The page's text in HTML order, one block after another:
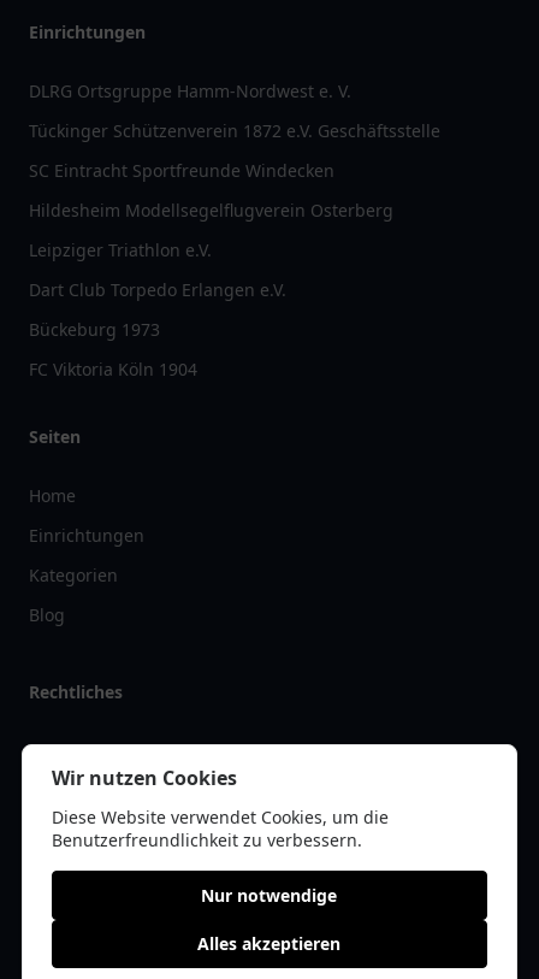
Einrichtungen
DLRG Ortsgruppe Hamm-Nordwest e. V.
Tückinger Schützenverein 1872 e.V. Geschäftsstelle
SC Eintracht Sportfreunde Windecken
Hildesheim Modellsegelflugverein Osterberg
Leipziger Triathlon e.V.
Dart Club Torpedo Erlangen e.V.
Bückeburg 1973
FC Viktoria Köln 1904
Seiten
Home
Einrichtungen
Kategorien
Blog
Rechtliches
Impressum
Datenschutz
Kontakt
© 2026 vereinlist.de | Alle Rechte vorbehalten | * =Affiliate-Links /
Wir nutzen Cookies
Diese Website verwendet Cookies, um die
Benutzerfreundlichkeit zu verbessern.
Nur notwendige
Alles akzeptieren